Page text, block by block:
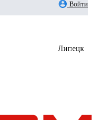
Войти
Липецк